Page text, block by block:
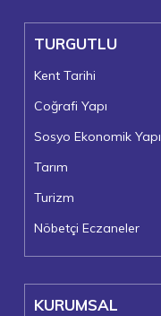
TURGUTLU
Kent Tarihi
Coğrafi Yapı
Sosyo Ekonomik Yapı
Tarım
Turizm
Nöbetçi Eczaneler
KURUMSAL